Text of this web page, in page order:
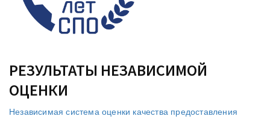
РЕЗУЛЬТАТЫ НЕЗАВИСИМОЙ
ОЦЕНКИ
Независимая система оценки качества предоставления